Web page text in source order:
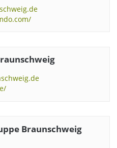
Braunschweig